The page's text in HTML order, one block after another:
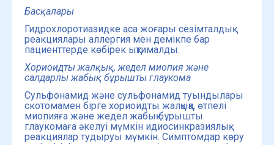
Басқалары
Гидрохлоротиазидке аса жоғары сезімталдық
реакциялары аллергия мен демікпе бар
пациенттерде көбірек ықтималды.
Хориоидты жалқық, жедел миопия және
салдарлы жабық бұрышты глаукома
Сульфонамид және сульфонамид туындылары
скотомамен бірге хориоидты жалқыққа, өтпелі
миопияға және жедел жабық бұрышты
глаукомаға әкелуі мүмкін идиосинкразиялық
реакциялар тудыруы мүмкін. Симптомдар көру